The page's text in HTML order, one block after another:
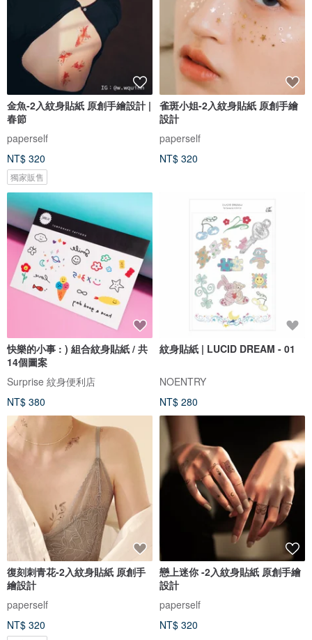
金魚-2入紋身貼紙 原創手繪設計 |
春節
paperself
NT$ 320
獨家販售
雀斑小姐-2入紋身貼紙 原創手繪
設計
paperself
NT$ 320
快樂的小事 : ) 組合紋身貼紙 / 共
14個圖案
Surprise 紋身便利店
NT$ 380
紋身貼紙 | LUCID DREAM - 01
NOENTRY
NT$ 280
復刻刺青花-2入紋身貼紙 原創手
繪設計
paperself
NT$ 320
戀上迷你 -2入紋身貼紙 原創手繪
設計
paperself
NT$ 320